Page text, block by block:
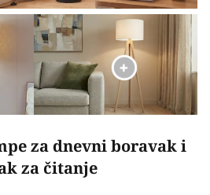
za dnevni boravak i
za čitanje